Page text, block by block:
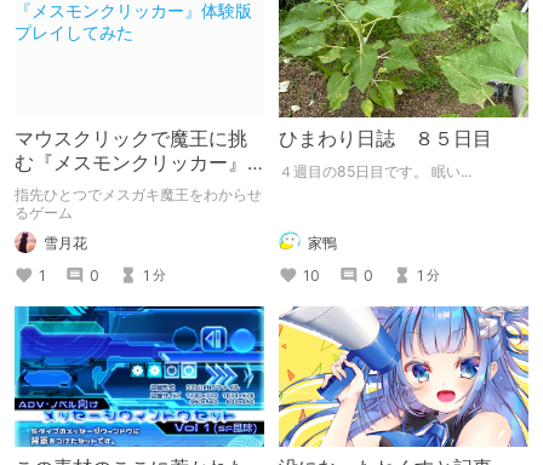
マウスクリックで魔王に挑
む『メスモンクリッカー』
体験版プレイしてみた
指先ひとつでメスガキ魔王をわからせ
るゲーム
雪月花
1
0 1 分
ひまわり日誌 ８５日目
４週目の85日目です。 眠い...
家鴨
10
0 1 分